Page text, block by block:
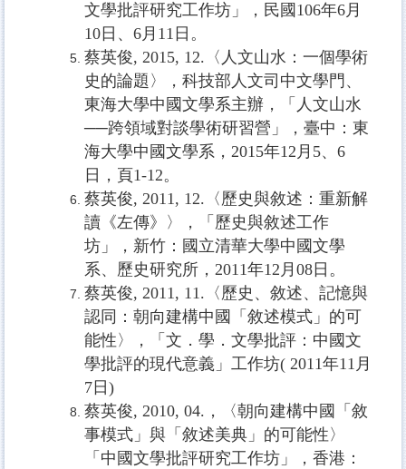
文學批評研究工作坊」，民國 106年6月
10 日、 6月 11 日。
蔡英俊, 2015, 12. 〈人文山水：一個學術
史的論題〉，科技部人文司中文學門、
東海大學中國文學系主辦，「人文山水
──跨領域對談學術研習營」，臺中：東
海大學中國文學系， 2015年12 月 5、 6
日，頁1-12。
蔡英俊, 2011, 12. 〈歷史與敘述：重新解
讀《左傳》〉，「歷史與敘述工作
坊」，新竹：國立清華大學中國文學
系、歷史研究所， 2011年12 月 08 日。
蔡英俊, 2011, 11. 〈歷史、敘述、記憶與
認同：朝向建構中國「敘述模式」的可
能性〉，「文．學．文學批評：中國文
學批評的現代意義」工作坊( 2011年11 月
7 日 )
蔡英俊, 2010, 04. ，〈朝向建構中國「敘
事模式」與「敘述美典」的可能性〉
「中國文學批評研究工作坊」，香港：